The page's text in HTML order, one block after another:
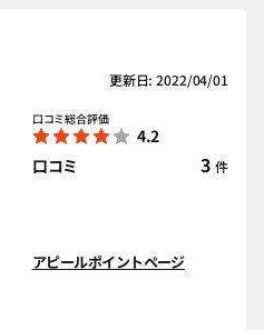
更新日: 2022/04/01
口コミ総合評価
4.2
口コミ
3 件
アピールポイントページ